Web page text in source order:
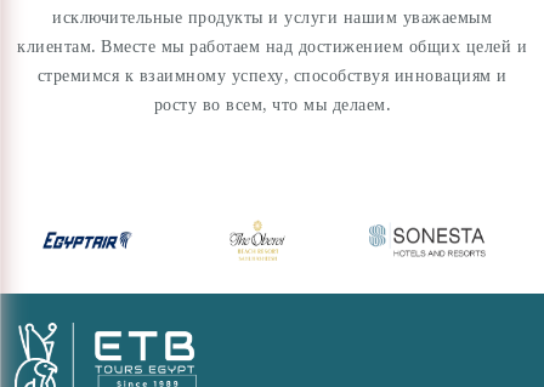
исключительные продукты и услуги нашим уважаемым
клиентам. Вместе мы работаем над достижением общих целей и
стремимся к взаимному успеху, способствуя инновациям и
росту во всем, что мы делаем.